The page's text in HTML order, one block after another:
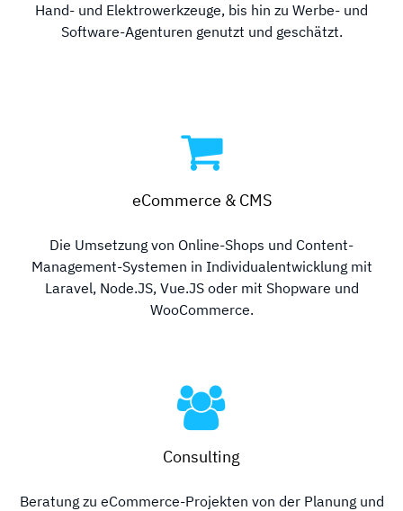
Hand- und Elektrowerkzeuge, bis hin zu Werbe- und
Software-Agenturen genutzt und geschätzt.
eCommerce & CMS
Die Umsetzung von Online-Shops und Content-
Management-Systemen in Individualentwicklung mit
Laravel, Node.JS, Vue.JS oder mit Shopware und
WooCommerce.
Consulting
Beratung zu eCommerce-Projekten von der Planung und